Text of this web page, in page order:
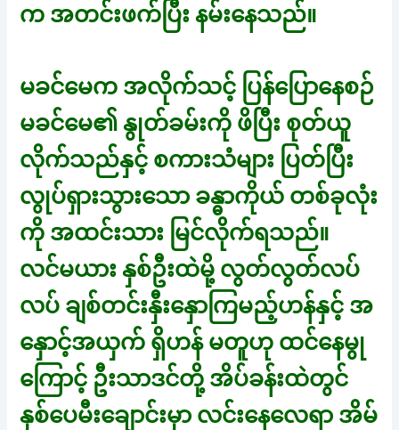
က အတင်းဖက်ပြီး နမ်းနေသည်။
မခင်မေက အလိုက်သင့် ပြန်ပြောနေစဉ်
မခင်မေ၏ နွုတ်ခမ်းကို ဖိပြီး စုတ်ယူ
လိုက်သည်နှင့် စကားသံများ ပြတ်ပြီး
လွုပ်ရှားသွားသော ခန္ဓာကိုယ် တစ်ခုလုံး
ကို အထင်းသား မြင်လိုက်ရသည်။
လင်မယား နှစ်ဦးထဲမို့ လွတ်လွတ်လပ်
လပ် ချစ်တင်းနှီးနှောကြမည့်ဟန်နှင့် အ
နှောင့်အယှက် ရှိဟန် မတူဟု ထင်နေမွု
ကြောင့် ဦးသာဒင်တို့ အိပ်ခန်းထဲတွင်
နှစ်ပေမီးချောင်းမှာ လင်းနေလေရာ အိမ်